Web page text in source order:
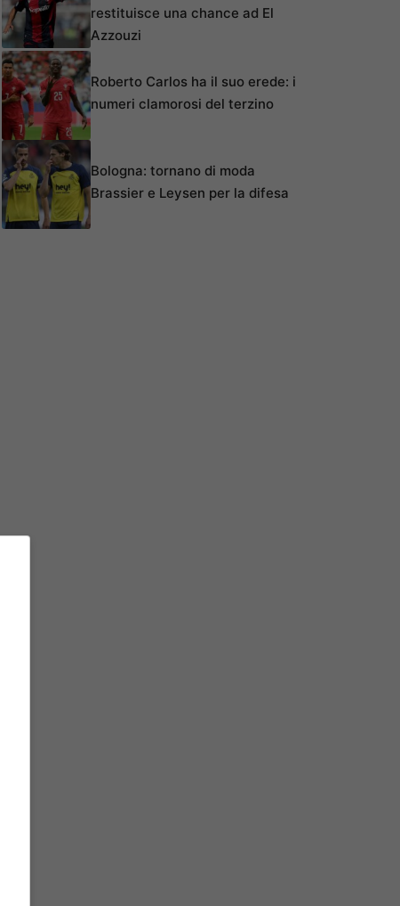
restituisce una chance ad El
Azzouzi
Roberto Carlos ha il suo erede: i
numeri clamorosi del terzino
Bologna: tornano di moda
Brassier e Leysen per la difesa